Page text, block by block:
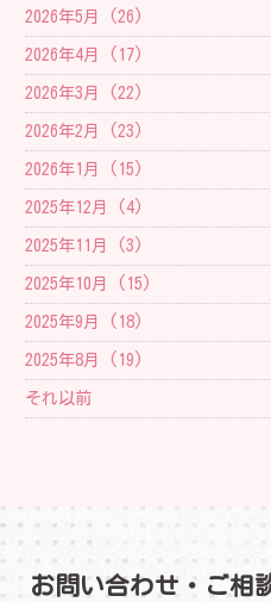
2026年5月 (26)
2026年4月 (17)
2026年3月 (22)
2026年2月 (23)
2026年1月 (15)
2025年12月 (4)
2025年11月 (3)
2025年10月 (15)
2025年9月 (18)
2025年8月 (19)
それ以前
お問い合わせ・ご相